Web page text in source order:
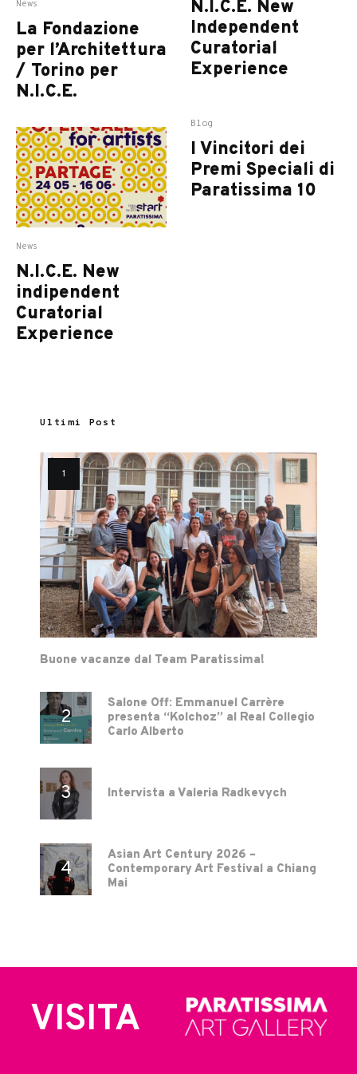
News
La Fondazione
per l’Architettura
/ Torino per
N.I.C.E.
News
N.I.C.E. New
indipendent
Curatorial
Experience
N.I.C.E. New
Independent
Curatorial
Experience
Blog
I Vincitori dei
Premi Speciali di
Paratissima 10
Ultimi Post
Buone vacanze dal Team Paratissima!
Salone Off: Emmanuel Carrère
presenta “Kolchoz” al Real Collegio
Carlo Alberto
Intervista a Valeria Radkevych
Asian Art Century 2026 –
Contemporary Art Festival a Chiang
Mai
VISITA